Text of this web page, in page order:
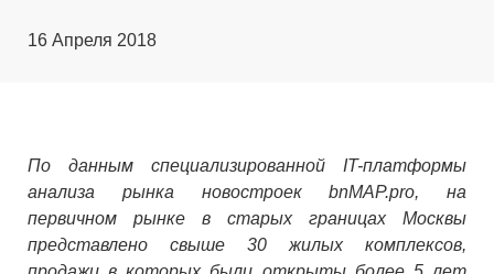
16 Апреля 2018
По данным специализированной IT-платформы
анализа рынка новостроекbnMAP.pro, на
первичном рынке в старых границах Москвы
представлено свыше 30 жилых комплексов,